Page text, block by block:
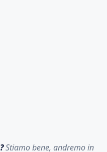
Stiamo bene, andremo in